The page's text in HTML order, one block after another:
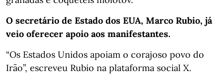
O secretário de Estado dos EUA, Marco Rubio, já
veio oferecer apoio aos manifestantes.
“Os Estados Unidos apoiam o corajoso povo do
Irão”, escreveu Rubio na plataforma social X.